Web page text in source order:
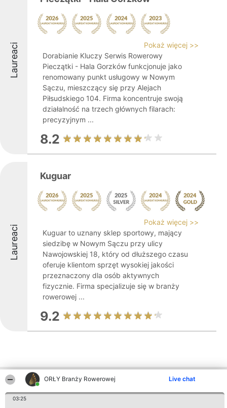
ORŁY Branży Rowerowej Live chat
03:25
Laureaci
Pokaż więcej >>
Dorabianie Kluczy Serwis Rowerowy
Pieczątki - Hala Gorzków funkcjonuje jako
renomowany punkt usługowy w Nowym
Sączu, mieszczący się przy Alejach
Piłsudskiego 104. Firma koncentruje swoją
działalność na trzech głównych filarach:
precyzyjnym ...
8.2
Laureaci
Kuguar
Pokaż więcej >>
Kuguar to uznany sklep sportowy, mający
siedzibę w Nowym Sączu przy ulicy
Nawojowskiej 18, który od dłuższego czasu
oferuje klientom sprzęt wysokiej jakości
przeznaczony dla osób aktywnych
fizycznie. Firma specjalizuje się w branży
rowerowej ...
9.2
Inne firmy z województwa